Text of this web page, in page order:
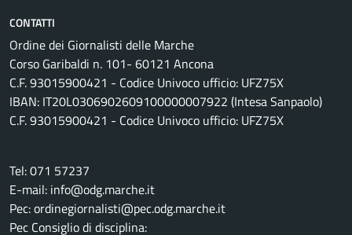
CONTATTI
Ordine dei Giornalisti delle Marche
Corso Garibaldi n. 101- 60121 Ancona
C.F. 93015900421 - Codice Univoco ufficio: UFZ75X
IBAN: IT20L0306902609100000007922 (Intesa Sanpaolo)
C.F. 93015900421 - Codice Univoco ufficio: UFZ75X
Tel: 071 57237
E-mail: info@odg.marche.it
Pec: ordinegiornalisti@pec.odg.marche.it
Pec Consiglio di disciplina: